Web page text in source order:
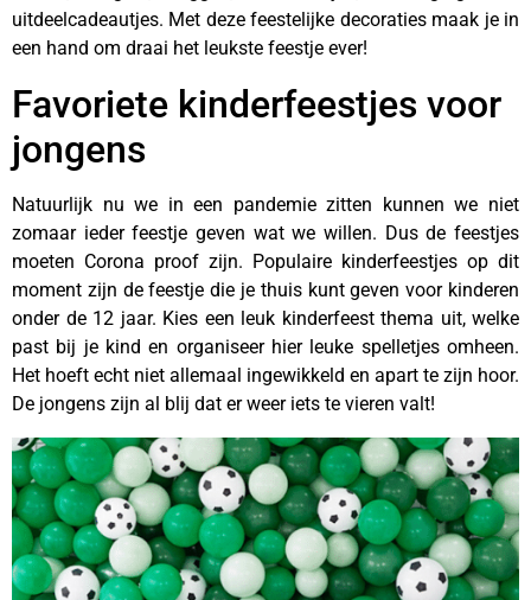
uitdeelcadeautjes. Met deze feestelijke decoraties maak je in
een hand om draai het leukste feestje ever!
Favoriete kinderfeestjes voor
jongens
Natuurlijk nu we in een pandemie zitten kunnen we niet
zomaar ieder feestje geven wat we willen. Dus de feestjes
moeten Corona proof zijn. Populaire kinderfeestjes op dit
moment zijn de feestje die je thuis kunt geven voor kinderen
onder de 12 jaar. Kies een leuk kinderfeest thema uit, welke
past bij je kind en organiseer hier leuke spelletjes omheen.
Het hoeft echt niet allemaal ingewikkeld en apart te zijn hoor.
De jongens zijn al blij dat er weer iets te vieren valt!